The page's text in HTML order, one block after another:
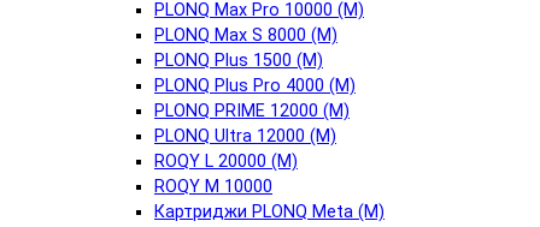
PLONQ Max Pro 10000 (М)
PLONQ Max S 8000 (М)
PLONQ Plus 1500 (М)
PLONQ Plus Pro 4000 (М)
PLONQ PRIME 12000 (М)
PLONQ Ultra 12000 (М)
ROQY L 20000 (М)
ROQY M 10000
Картриджи PLONQ Meta (М)